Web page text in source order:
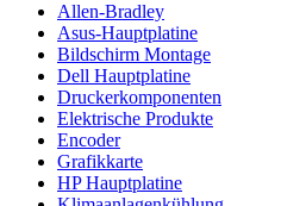
Allen-Bradley
Asus-Hauptplatine
Bildschirm Montage
Dell Hauptplatine
Druckerkomponenten
Elektrische Produkte
Encoder
Grafikkarte
HP Hauptplatine